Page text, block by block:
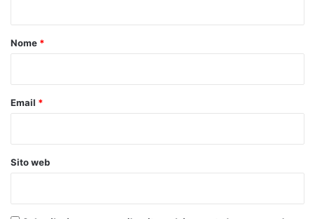
o
Nome *
Email *
Sito web